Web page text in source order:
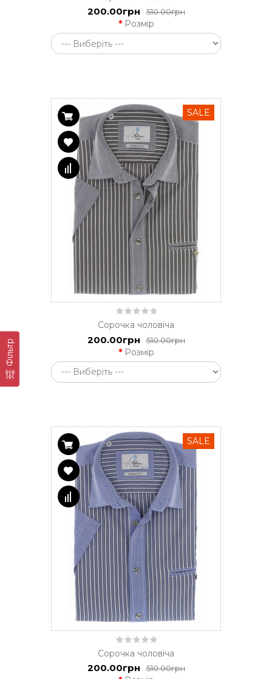
Фільтр
200.00грн 510.00грн
Розмір
SALE
Сорочка чоловіча
200.00грн 510.00грн
Розмір
SALE
Сорочка чоловіча
200.00грн 510.00грн